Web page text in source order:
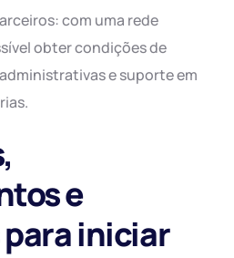
com uma rede
obter condições de
e suporte em
e
iniciar